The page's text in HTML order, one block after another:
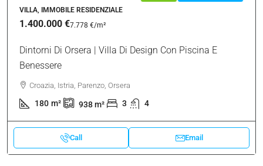
VILLA, IMMOBILE RESIDENZIALE
1.400.000 €7.778 €/m²
Dintorni Di Orsera | Villa Di Design Con Piscina E
Benessere
Croazia, Istria, Parenzo, Orsera
180 m² 938m² 3 4
Call Email